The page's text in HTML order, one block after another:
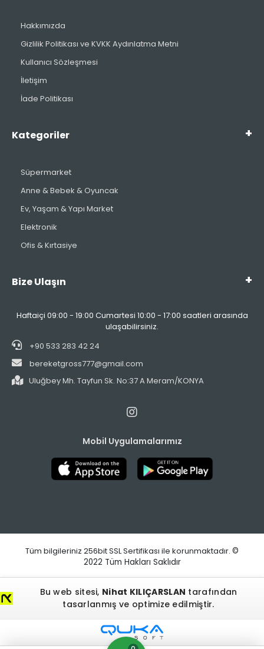
Hakkımızda
Gizlilik Politikası ve KVKK Aydınlatma Metni
Kullanıcı Sözleşmesi
İletişim
İade Politikası
Kategoriler
Süpermarket
Anne & Bebek & Oyuncak
Ev, Yaşam & Yapı Market
Elektronik
Ofis & Kırtasiye
Bize Ulaşın
Haftaiçi 09:00 - 19:00 Cumartesi 10:00 - 17:00 saatleri arasında
ulaşabilirsiniz.
+90 533 283 42 24
bereketgross777@gmail.com
Uluğbey Mh. Tayfun Sk. No:37 A Meram/KONYA
Mobil Uygulamalarımız
Tüm bilgileriniz 256bit SSL Sertifikası ile korunmaktadır. ©
2022 Tüm Hakları Saklıdır
Bu web sitesi, Nihat KILIÇARSLAN tarafından
tasarlanmış ve optimize edilmiştir.